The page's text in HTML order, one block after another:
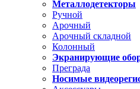
Металлодетекторы
Ручной
Арочный
Арочный складной
Колонный
Экранирующие
Преграда
Носимые